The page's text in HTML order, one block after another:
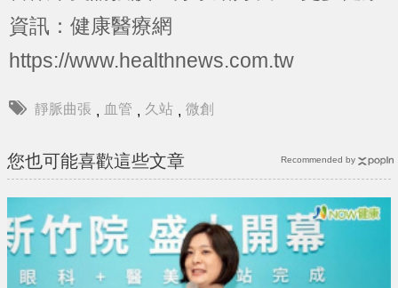
資訊：健康醫療網
https://www.healthnews.com.tw
靜脈曲張 , 血管 , 久站 , 微創
您也可能喜歡這些文章 Recommended by